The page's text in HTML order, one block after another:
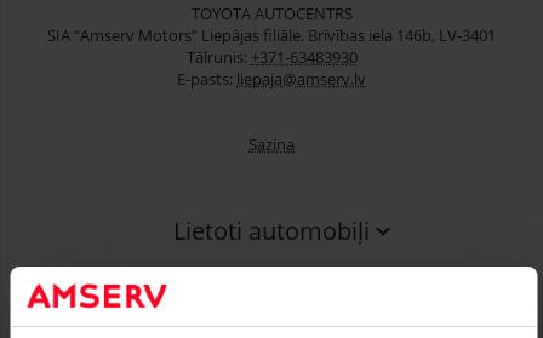
TOYOTA AUTOCENTRS
SIA “Amserv Motors” Liepājas filiāle, Brīvības iela 146b, LV-3401
Tālrunis: +371-63483930
E-pasts: liepaja@amserv.lv
Saziņa
Lietoti automobiļi
Serviss